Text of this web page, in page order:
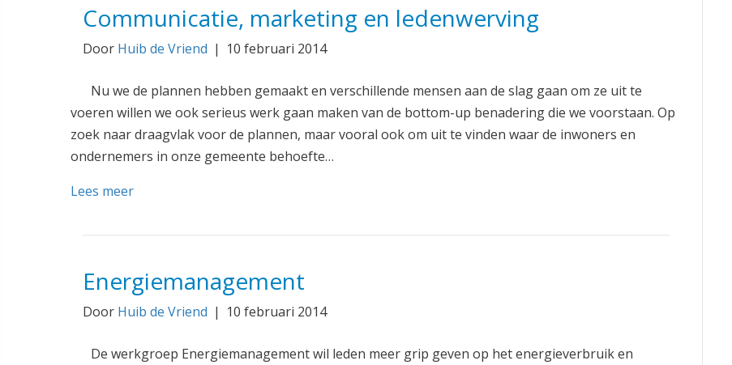
Communicatie, marketing en ledenwerving
Door Huib de Vriend | 10 februari 2014
Nu we de plannen hebben gemaakt en verschillende mensen aan de slag gaan om ze uit te
voeren willen we ook serieus werk gaan maken van de bottom-up benadering die we voorstaan. Op
zoek naar draagvlak voor de plannen, maar vooral ook om uit te vinden waar de inwoners en
ondernemers in onze gemeente behoefte…
Lees meer
Energiemanagement
Door Huib de Vriend | 10 februari 2014
De werkgroep Energiemanagement wil leden meer grip geven op het energieverbruik en